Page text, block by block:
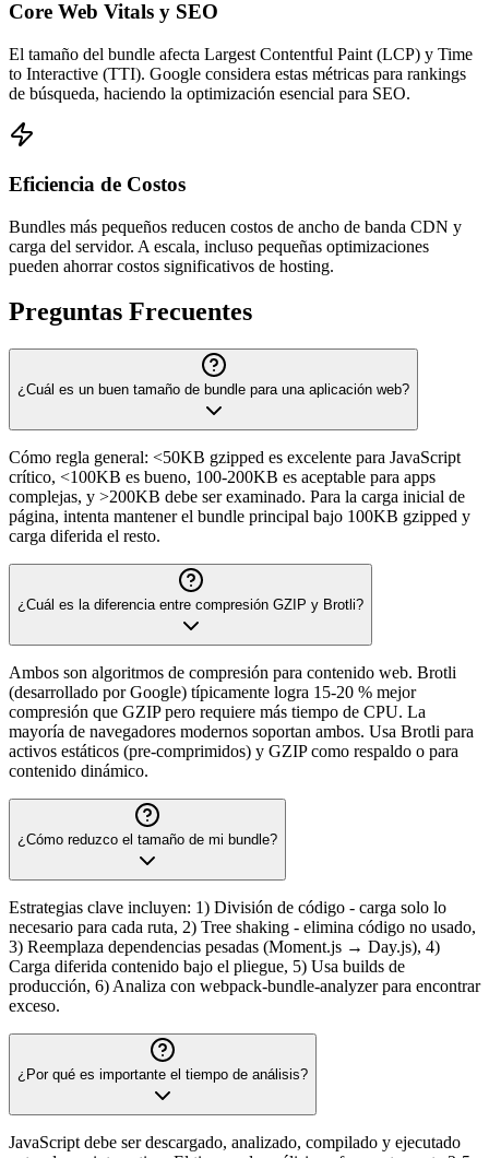
Core Web Vitals y SEO
El tamaño del bundle afecta Largest Contentful Paint (LCP) y Time
to Interactive (TTI). Google considera estas métricas para rankings
de búsqueda, haciendo la optimización esencial para SEO.
Eficiencia de Costos
Bundles más pequeños reducen costos de ancho de banda CDN y
carga del servidor. A escala, incluso pequeñas optimizaciones
pueden ahorrar costos significativos de hosting.
Preguntas Frecuentes
¿Cuál es un buen tamaño de bundle para una aplicación web?
Cómo regla general: <50KB gzipped es excelente para JavaScript
crítico, <100KB es bueno, 100-200KB es aceptable para apps
complejas, y >200KB debe ser examinado. Para la carga inicial de
página, intenta mantener el bundle principal bajo 100KB gzipped y
carga diferida el resto.
¿Cuál es la diferencia entre compresión GZIP y Brotli?
Ambos son algoritmos de compresión para contenido web. Brotli
(desarrollado por Google) típicamente logra 15-20 % mejor
compresión que GZIP pero requiere más tiempo de CPU. La
mayoría de navegadores modernos soportan ambos. Usa Brotli para
activos estáticos (pre-comprimidos) y GZIP como respaldo o para
contenido dinámico.
¿Cómo reduzco el tamaño de mi bundle?
Estrategias clave incluyen: 1) División de código - carga solo lo
necesario para cada ruta, 2) Tree shaking - elimina código no usado,
3) Reemplaza dependencias pesadas (Moment.js → Day.js), 4)
Carga diferida contenido bajo el pliegue, 5) Usa builds de
producción, 6) Analiza con webpack-bundle-analyzer para encontrar
exceso.
¿Por qué es importante el tiempo de análisis?
JavaScript debe ser descargado, analizado, compilado y ejecutado